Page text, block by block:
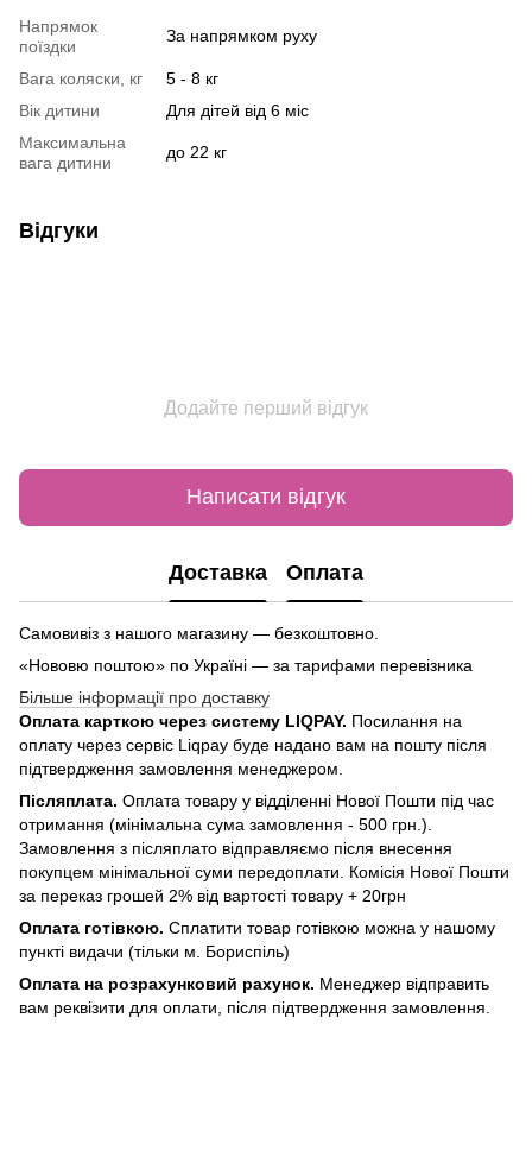
Напрямок
поїздки
За напрямком руху
Вага коляски, кг
5 - 8 кг
Вік дитини
Для дітей від 6 міс
Максимальна
вага дитини
до 22 кг
Відгуки
Додайте перший відгук
Написати відгук
Доставка Оплата
Самовивіз з нашого магазину — безкоштовно.
«Нововю поштою» по Україні — за тарифами перевізника
Більше інформації про доставку
Оплата карткою через систему LIQPAY. Посилання на
оплату через сервіс Liqpay буде надано вам на пошту після
підтвердження замовлення менеджером.
Післяплата. Оплата товару у відділенні Нової Пошти під час
отримання (мінімальна сума замовлення - 500 грн.).
Замовлення з післяплато відправляємо після внесення
покупцем мінімальної суми передоплати. Комісія Нової Пошти
за переказ грошей 2% від вартості товару + 20грн
Оплата готівкою. Сплатити товар готівкою можна у нашому
пункті видачи (тільки м. Бориспіль)
Оплата на розрахунковий рахунок. Менеджер відправить
вам реквізити для оплати, після підтвердження замовлення.